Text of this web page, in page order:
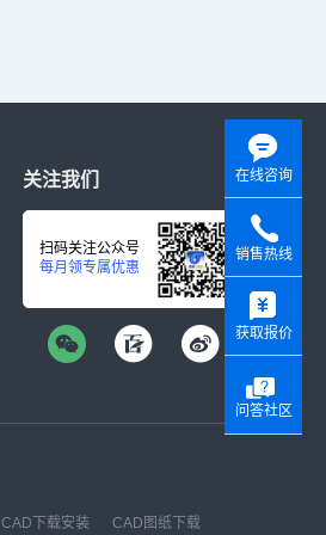
关注我们
扫码关注公众号
每月领专属优惠
CAD下载安装 CAD图纸下载
在线咨询
销售热线
获取报价
问答社区